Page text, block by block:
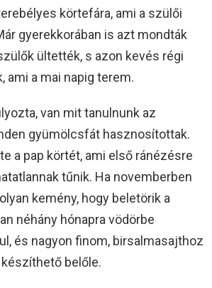
körtefára, ami a szülői
gyerekkorában is azt mondták
ültették, s azon kevés régi
ami a mai napig terem.
van mit tanulnunk az
gyümölcsfát hasznosítottak.
a pap körtét, ami első ránézésre
tűnik. Ha novemberben
kemény, hogy beletörik a
néhány hónapra vödörbe
és nagyon finom, birsalmasajthoz
belőle.